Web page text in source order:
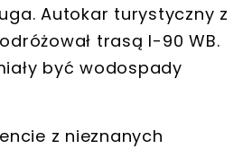
Autokar turystyczny z
trasą I-90 WB.
być wodospady
z nieznanych